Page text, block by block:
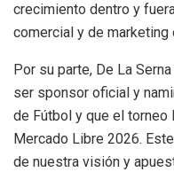
crecimiento dentro y
comercial y de marketing
Por su parte, De La
ser sponsor oficial y
de Fútbol y que el torneo
Mercado Libre 2026.
de nuestra visión y